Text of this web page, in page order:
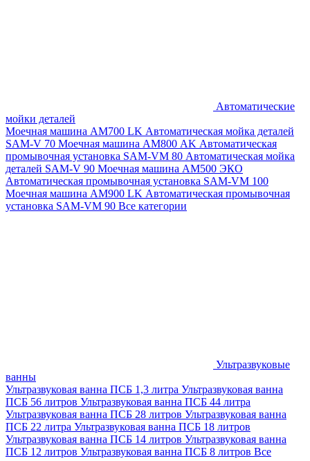
Автоматические
мойки деталей
Моечная машина AM700 LK Автоматическая мойка деталей
SAM-V 70 Моечная машина АМ800 AK Автоматическая
промывочная установка SAM-VM 80 Автоматическая мойка
деталей SAM-V 90 Моечная машина АМ500 ЭКО
Автоматическая промывочная установка SAM-VM 100
Моечная машина AM900 LK Автоматическая промывочная
установка SAM-VM 90 Все категории
Ультразвуковые
ванны
Ультразвуковая ванна ПСБ 1,3 литра Ультразвуковая ванна
ПСБ 56 литров Ультразвуковая ванна ПСБ 44 литра
Ультразвуковая ванна ПСБ 28 литров Ультразвуковая ванна
ПСБ 22 литра Ультразвуковая ванна ПСБ 18 литров
Ультразвуковая ванна ПСБ 14 литров Ультразвуковая ванна
ПСБ 12 литров Ультразвуковая ванна ПСБ 8 литров Все